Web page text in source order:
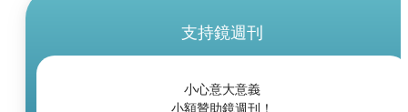
支持鏡週刊
小心意大意義
小額贊助鏡週刊！